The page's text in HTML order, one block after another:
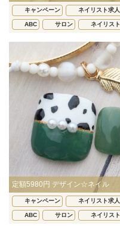
キャンペーン ネイリスト求人
ABC サロン ネイリスト
定額5980円 デザイン☆ネイル
キャンペーン ネイリスト求人
ABC サロン ネイリスト